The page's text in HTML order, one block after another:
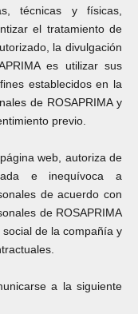
técnicas y físicas,
el tratamiento de
la divulgación
es utilizar sus
establecidos en la
de ROSAPRIMA y
previo.
web, autoriza de
e inequívoca a
de acuerdo con
de ROSAPRIMA
de la compañía y
a la siguiente